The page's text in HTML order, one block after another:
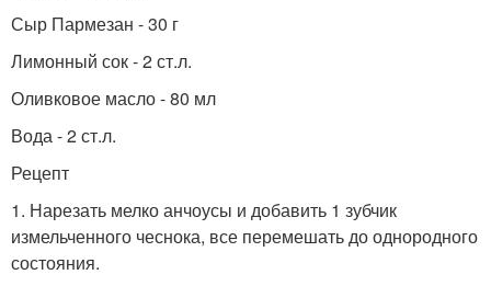
Сыр Пармезан - 30 г
Лимонный сок - 2 ст.л.
Оливковое масло - 80 мл
Вода - 2 ст.л.
Рецепт
1. Нарезать мелко анчоусы и добавить 1 зубчик
измельченного чеснока, все перемешать до однородного
состояния.